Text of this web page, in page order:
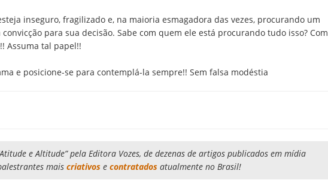
inseguro, fragilizado e, na maioria esmagadora das vezes, procurando um
para sua decisão. Sabe com quem ele está procurando tudo isso? Com
Assuma tal papel!!
e posicione-se para contemplá-la sempre!! Sem falsa modéstia
e Altitude” pela Editora Vozes, de dezenas de artigos publicados em mídia
mais criativos e contratados atualmente no Brasil!